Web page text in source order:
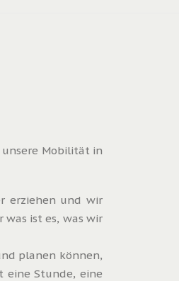
unsere Mobilität in
erziehen und wir
ist es, was wir
planen können,
eine Stunde, eine